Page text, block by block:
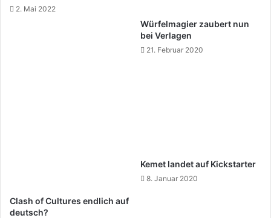
2. Mai 2022
Würfelmagier zaubert nun
bei Verlagen
21. Februar 2020
Clash of Cultures endlich auf
deutsch?
Kemet landet auf Kickstarter
8. Januar 2020